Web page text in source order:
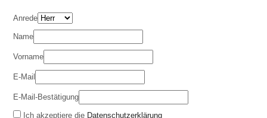
Anrede
Name
Vorname
E-Mail
E-Mail-Bestätigung
Ich akzeptiere die Datenschutzerklärung